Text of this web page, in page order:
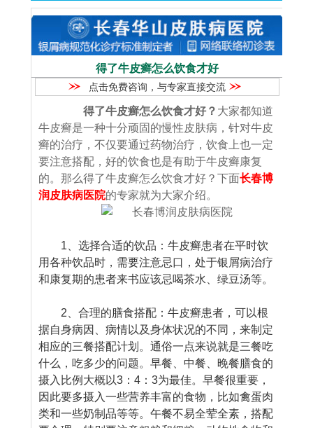
得了牛皮癣怎么饮食才好
点击免费咨询，与专家直接交流
得了牛皮癣怎么饮食才好？ 大家都知道
牛皮癣是一种十分顽固的慢性皮肤病，针对牛皮
癣的治疗，不仅要通过药物治疗，饮食上也一定
要注意搭配，好的饮食也是有助于牛皮癣康复
的。那么得了牛皮癣怎么饮食才好？下面长春博
润皮肤病医院的专家就为大家介绍。
1、选择合适的饮品：牛皮癣患者在平时饮
用各种饮品时，需要注意忌口，处于银屑病治疗
和康复期的患者来书应该忌喝茶水、绿豆汤等。
2、合理的膳食搭配：牛皮癣患者，可以根
据自身病因、病情以及身体状况的不同，来制定
相应的三餐搭配计划。通俗一点来说就是三餐吃
什么，吃多少的问题。早餐、中餐、晚餐膳食的
摄入比例大概以3：4：3为最佳。早餐很重要，
因此要多摄入一些营养丰富的食物，比如禽蛋肉
类和一些奶制品等等。午餐不易全荤全素，搭配